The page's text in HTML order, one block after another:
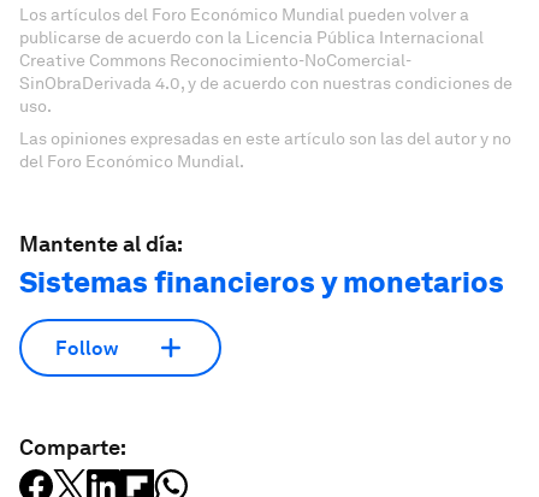
Los artículos del Foro Económico Mundial pueden volver a
publicarse de acuerdo con la Licencia Pública Internacional
Creative Commons Reconocimiento-NoComercial-
SinObraDerivada 4.0, y de acuerdo con nuestras condiciones de
uso.
Las opiniones expresadas en este artículo son las del autor y no
del Foro Económico Mundial.
Mantente al día:
Sistemas financieros y monetarios
Follow
Comparte: